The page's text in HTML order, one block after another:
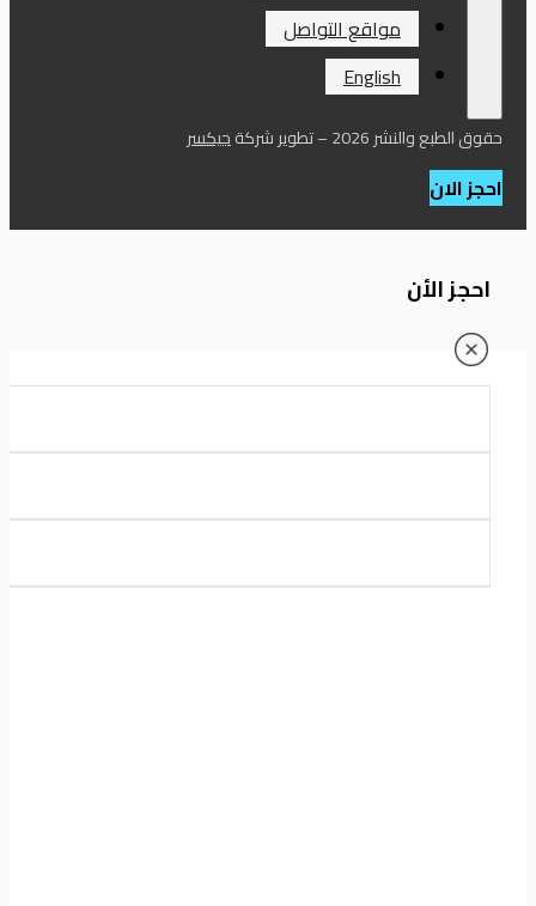
مواقع التواصل
English
حقوق الطبع والنشر 2026 – تطوير شركة جيكسر
احجز الان
احجز الأن